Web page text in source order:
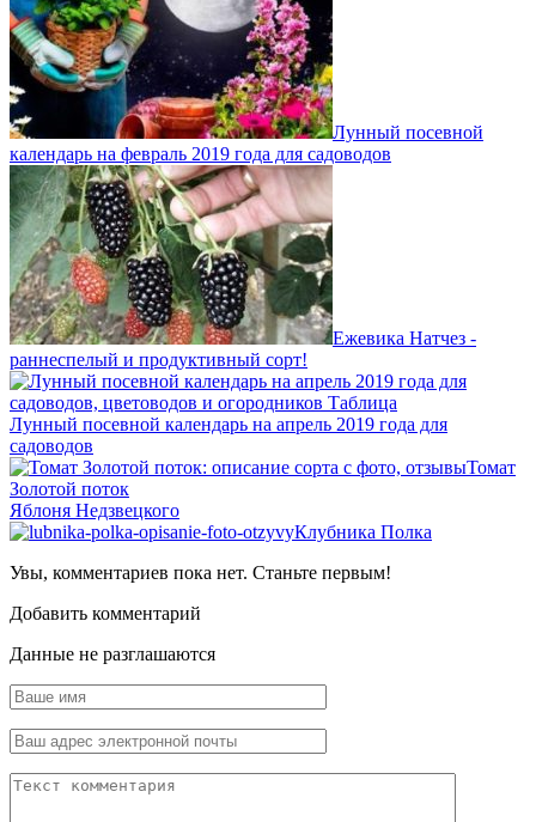
Лунный посевной
календарь на февраль 2019 года для садоводов
Ежевика Натчез -
раннеспелый и продуктивный сорт!
Лунный посевной календарь на апрель 2019 года для
садоводов
Томат
Золотой поток
Яблоня Недзвецкого
Клубника Полка
Увы, комментариев пока нет. Станьте первым!
Добавить комментарий
Данные не разглашаются